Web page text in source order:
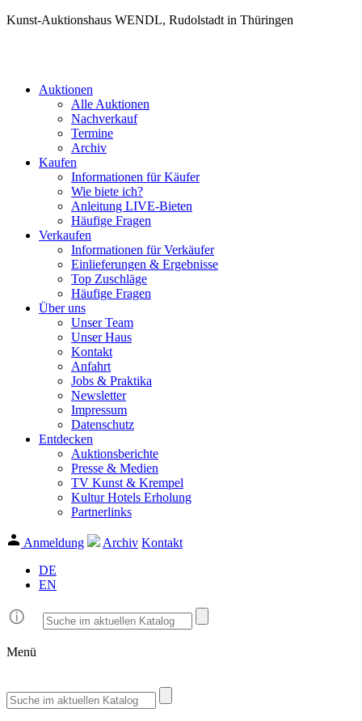
Kunst-Auktionshaus WENDL, Rudolstadt in Thüringen
Auktionen
Alle Auktionen
Nachverkauf
Termine
Archiv
Kaufen
Informationen für Käufer
Wie biete ich?
Anleitung LIVE-Bieten
Häufige Fragen
Verkaufen
Informationen für Verkäufer
Einlieferungen & Ergebnisse
Top Zuschläge
Häufige Fragen
Über uns
Unser Team
Unser Haus
Kontakt
Anfahrt
Jobs & Praktika
Newsletter
Impressum
Datenschutz
Entdecken
Auktionsberichte
Presse & Medien
TV Kunst & Krempel
Kultur Hotels Erholung
Partnerlinks
Anmeldung Archiv Kontakt
DE
EN
Menü